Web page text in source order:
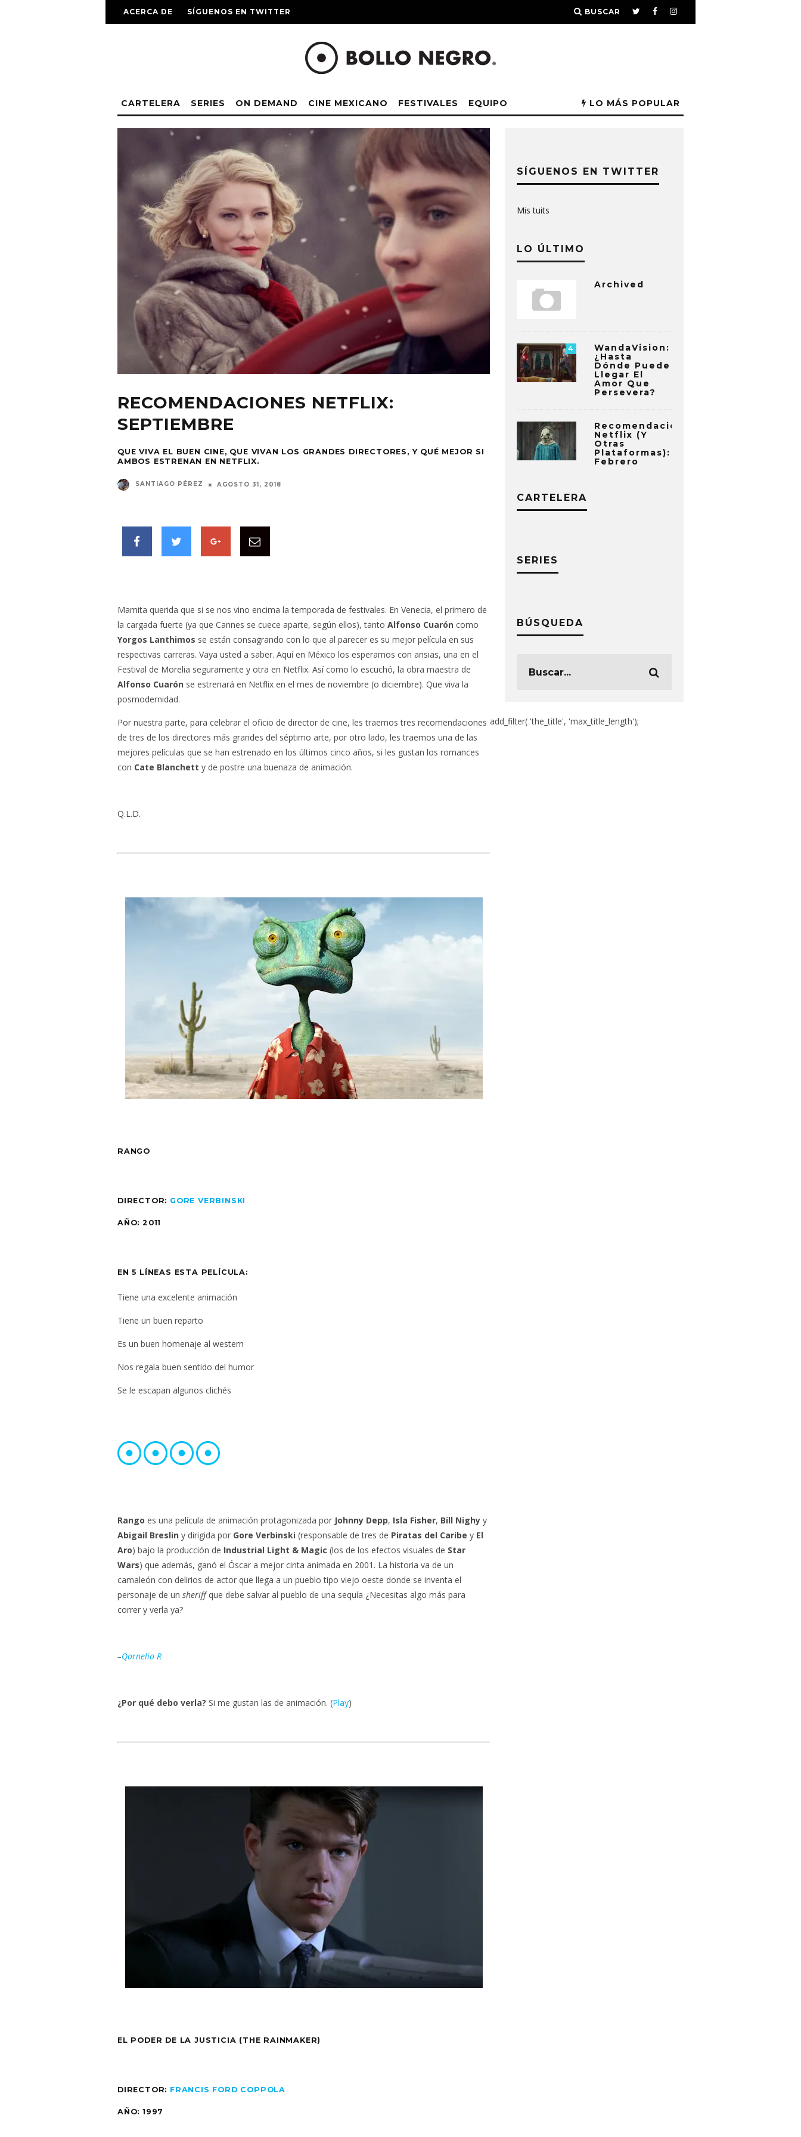
ACERCA DE SÍGUENOS EN TWITTER BUSCAR
CARTELERA SERIES ON DEMAND CINE MEXICANO FESTIVALES EQUIPO LO MÁS POPULAR
RECOMENDACIONES NETFLIX:
SEPTIEMBRE
QUE VIVA EL BUEN CINE, QUE VIVAN LOS GRANDES DIRECTORES, Y QUÉ MEJOR SI
AMBOS ESTRENAN EN NETFLIX.
SANTIAGO PÉREZ AGOSTO 31, 2018
Mamita querida que si se nos vino encima la temporada de festivales. En Venecia, el primero de
la cargada fuerte (ya que Cannes se cuece aparte, según ellos), tanto Alfonso Cuarón como
Yorgos Lanthimos se están consagrando con lo que al parecer es su mejor película en sus
respectivas carreras. Vaya usted a saber. Aquí en México los esperamos con ansias, una en el
Festival de Morelia seguramente y otra en Netflix. Así como lo escuchó, la obra maestra de
Alfonso Cuarón se estrenará en Netflix en el mes de noviembre (o diciembre). Que viva la
posmodernidad.
Por nuestra parte, para celebrar el oficio de director de cine, les traemos tres recomendaciones
de tres de los directores más grandes del séptimo arte, por otro lado, les traemos una de las
mejores películas que se han estrenado en los últimos cinco años, si les gustan los romances
con Cate Blanchett y de postre una buenaza de animación.
Q.L.D.
RANGO
DIRECTOR: GORE VERBINSKI
AÑO: 2011
EN 5 LÍNEAS ESTA PELÍCULA:
Tiene una excelente animación
Tiene un buen reparto
Es un buen homenaje al western
Nos regala buen sentido del humor
Se le escapan algunos clichés
Rango es una película de animación protagonizada por Johnny Depp, Isla Fisher, Bill Nighy y
Abigail Breslin y dirigida por Gore Verbinski (responsable de tres de Piratas del Caribe y El
Aro) bajo la producción de Industrial Light & Magic (los de los efectos visuales de Star
Wars) que además, ganó el Óscar a mejor cinta animada en 2001. La historia va de un
camaleón con delirios de actor que llega a un pueblo tipo viejo oeste donde se inventa el
personaje de un sheriffque debe salvar al pueblo de una sequía ¿Necesitas algo más para
correr y verla ya?
–Qornelio R
¿Por qué debo verla? Si me gustan las de animación. (Play)
EL PODER DE LA JUSTICIA (THE RAINMAKER)
DIRECTOR: FRANCIS FORD COPPOLA
AÑO: 1997
SÍGUENOS EN TWITTER
Mis tuits
LO ÚLTIMO
Archived
4
WandaVision:
¿Hasta
Dónde Puede
Llegar El
Amor Que
Persevera?
Recomendaciones
Netflix (y
Otras
Plataformas):
Febrero
CARTELERA
SERIES
BÚSQUEDA
add_filter( 'the_title', 'max_title_length');